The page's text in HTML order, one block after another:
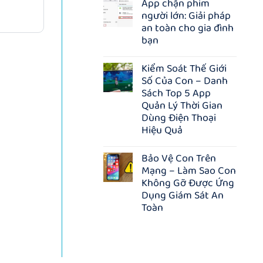
–
GIẢM
15%
TOÀN
BỘ
TẶNG
THÊM
3
THÁNG
KHI
MUA
NHÓM
bình
luận
ở
Quà
tặng
2026:
TẶNG
100
tài
khoản
Hakinet
–
Ứng
dụng
lý
&
bảo
vệ
trên
Internet
App chặn phim
người lớn: Giải pháp
an toàn cho gia đình
bạn
có
bình
luận
ở
App
chặn
phim
người
lớn:
an
toàn
cho
gia
đình
bạn
Kiểm Soát Thế Giới
Số Của Con – Danh
Sách Top 5 App
Quản Lý Thời Gian
Dùng Điện Thoại
Hiệu Quả
có
bình
luận
ở
Kiểm
Soát
Thế
Giới
Bảo Vệ Con Trên
Mạng – Làm Sao Con
Không Gỡ Được Ứng
Dụng Giám Sát An
Toàn